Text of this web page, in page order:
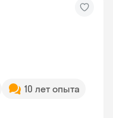
10 лет опыта